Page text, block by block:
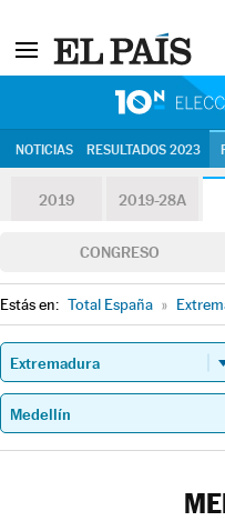
NOTICIAS RESULTADOS 2023
2019 2019-28A
CONGRESO
Estás en: Total España »